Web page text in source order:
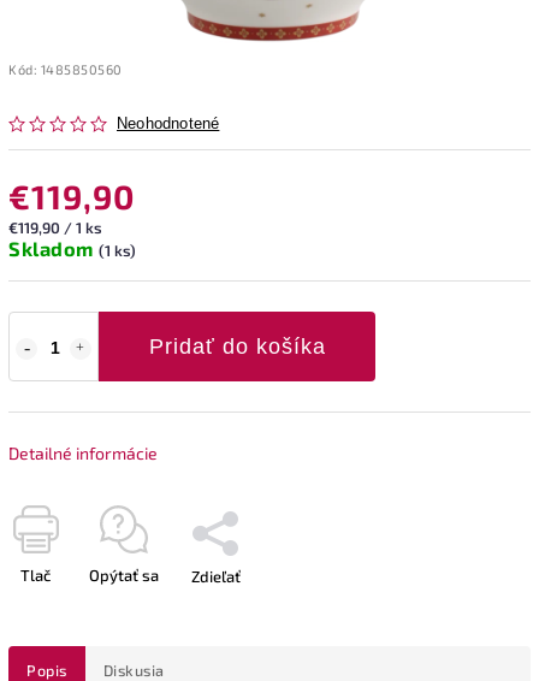
Kód: 1485850560
Neohodnotené
€119,90
€119,90 / 1 ks
Skladom (1 ks)
Pridať do košíka
Detailné informácie
Tlač Opýtať sa Zdieľať
Popis Diskusia